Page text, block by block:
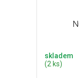
skladem
(2 ks)